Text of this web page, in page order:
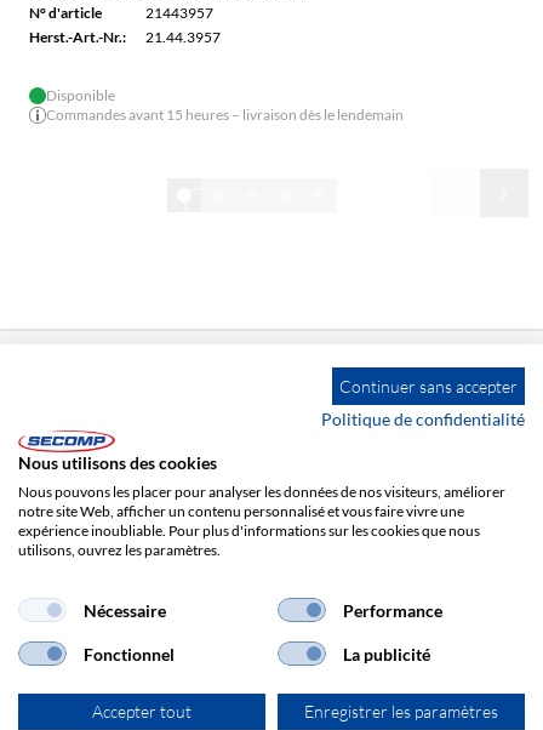
N° d'article
21443957
Herst.-Art.-Nr.:
21.44.3957
Disponible
Commandes avant 15 heures – livraison dès le lendemain
SECOMP France
Allée des Sarments
Bâtiment F - Lot 9
FR-77183 Croissy Beaubourg
+33 1 64 80 92 30
vente@secomp.fr
Continuer sans accepter
Politique de confidentialité
Nous utilisons des cookies
Nous pouvons les placer pour analyser les données de nos visiteurs, améliorer
notre site Web, afficher un contenu personnalisé et vous faire vivre une
expérience inoubliable. Pour plus d'informations sur les cookies que nous
utilisons, ouvrez les paramètres.
Nécessaire Performance
Fonctionnel La publicité
Accepter tout Enregistrer les paramètres